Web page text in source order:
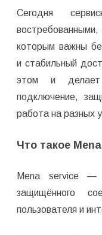
Сегодня
которым важны
и стабильный
этом и
подключение,
работа на разных
Что такое Mena
Mena service —
защищённого
пользователя и